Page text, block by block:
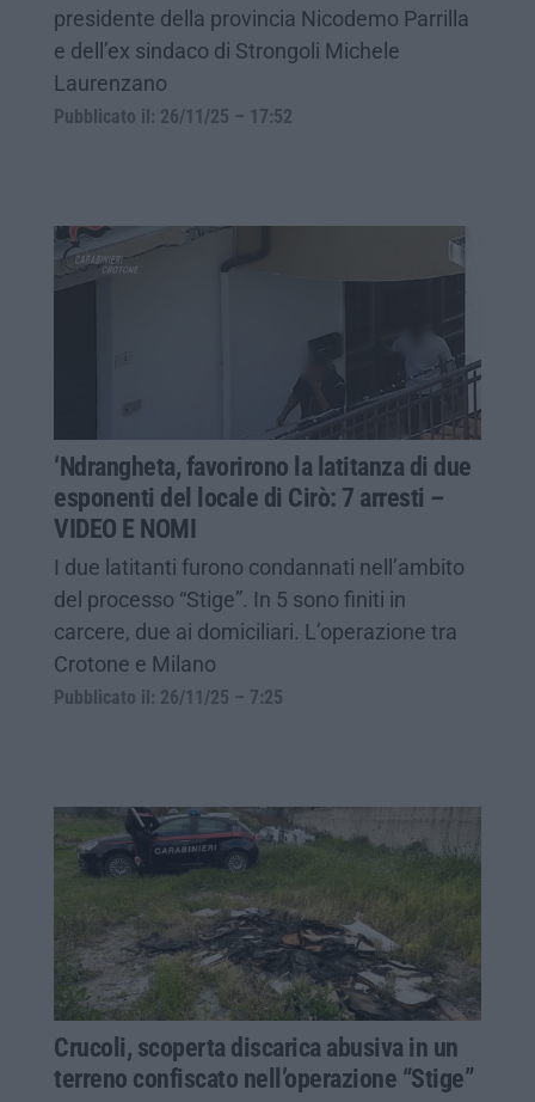
presidente della provincia Nicodemo Parrilla
e dell’ex sindaco di Strongoli Michele
Laurenzano
Pubblicato il: 26/11/25 – 17:52
‘Ndrangheta, favorirono la latitanza di due
esponenti del locale di Cirò: 7 arresti –
VIDEO E NOMI
I due latitanti furono condannati nell’ambito
del processo “Stige”. In 5 sono finiti in
carcere, due ai domiciliari. L’operazione tra
Crotone e Milano
Pubblicato il: 26/11/25 – 7:25
Crucoli, scoperta discarica abusiva in un
terreno confiscato nell’operazione “Stige”